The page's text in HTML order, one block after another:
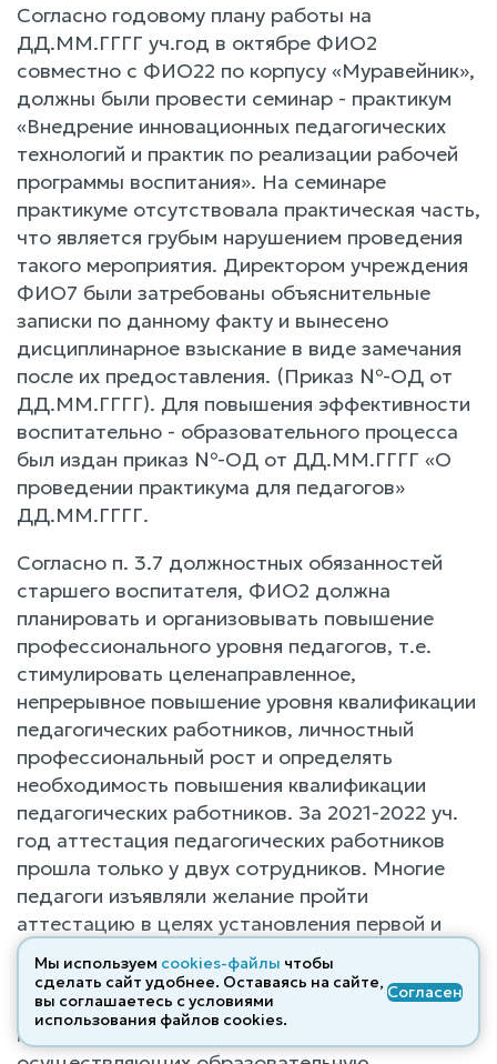
Согласно годовому плану работы на
ДД.ММ.ГГГГ уч.год в октябре ФИО2
совместно с ФИО22 по корпусу «Муравейник»,
должны были провести семинар - практикум
«Внедрение инновационных педагогических
технологий и практик по реализации рабочей
программы воспитания». На семинаре
практикуме отсутствовала практическая часть,
что является грубым нарушением проведения
такого мероприятия. Директором учреждения
ФИО7 были затребованы объяснительные
записки по данному факту и вынесено
дисциплинарное взыскание в виде замечания
после их предоставления. (Приказ №-ОД от
ДД.ММ.ГГГГ). Для повышения эффективности
воспитательно - образовательного процесса
был издан приказ №-ОД от ДД.ММ.ГГГГ «О
проведении практикума для педагогов»
ДД.ММ.ГГГГ.
Согласно п. 3.7 должностных обязанностей
старшего воспитателя, ФИО2 должна
планировать и организовывать повышение
профессионального уровня педагогов, т.е.
стимулировать целенаправленное,
непрерывное повышение уровня квалификации
педагогических работников, личностный
профессиональный рост и определять
необходимость повышения квалификации
педагогических работников. За 2021-2022 уч.
год аттестация педагогических работников
прошла только у двух сотрудников. Многие
педагоги изъявляли желание пройти
аттестацию в целях установления первой и
высшей квалификационной категории по
занимаемым должностям, согласно п.24 и п.30
«Порядка проведения аттестации
педагогических работников организаций,
Мы используем cookies-файлы чтобы
сделать сайт удобнее. Оставаясь на сайте,
вы соглашаетесь с условиями
использования файлов cооkies.
Согласен